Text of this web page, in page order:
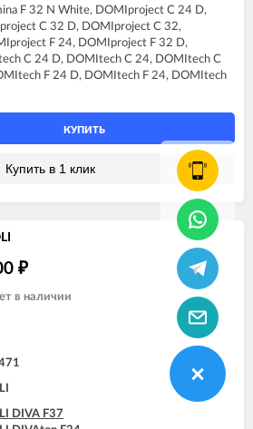
DIVAtech C32 D
DIVAtech F24 D
DIVAtech F32 D
DIVAtop C24
DIVAtop C32
DIVAtop F24
DIVAtop F32
DIVAtop F37
DIVAtop Low Nox C24
DIVAtop Low Nox C32
DIVAtop Low Nox F24
DIVAtop micro LN F24
DIVAtop micro LN F32
DOMIcompact C24
DOMIcompact C30
DOMIcompact F24 D
DOMIcompact F30 B
DOMIcompact F30 D
DOMINA C13 N
F 32 N White, DOMIproject C 24 D,
C 32 D, DOMIproject C 32,
F 24, DOMIproject F 32 D,
C 24 D, DOMItech C 24, DOMItech C
F 24 D, DOMItech F 24, DOMItech
КУПИТЬ
Купить в 1 клик
₽
в наличии
DIVA F37